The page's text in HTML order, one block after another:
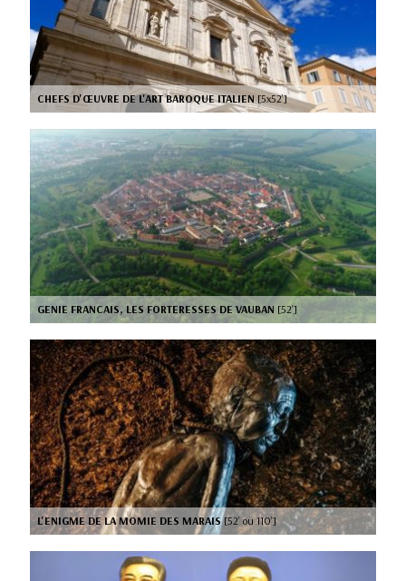
CHEFS D'ŒUVRE DE L'ART BAROQUE ITALIEN [5x52’]
GENIE FRANCAIS, LES FORTERESSES DE VAUBAN [52’]
L'ENIGME DE LA MOMIE DES MARAIS[52’ ou 110’]